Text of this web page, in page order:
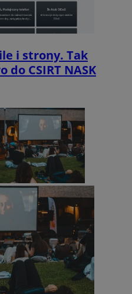
i strony. Tak
do CSIRT NASK